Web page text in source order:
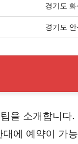
경기도
경기도
을 소개합니
에 예약이 가